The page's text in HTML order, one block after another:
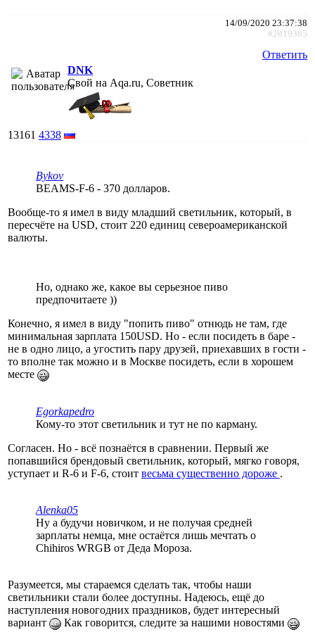
14/09/2020 23:37:38
#2819365
Ответить
DNK
Свой на Aqa.ru, Советник
13161 4338
Bykov
BEAMS-F-6 - 370 долларов.
Вообще-то я имел в виду младший светильник, который, в
пересчёте на USD, стоит 220 единиц североамериканской
валюты.
Но, однако же, какое вы серьезное пиво
предпочитаете ))
Конечно, я имел в виду "попить пиво" отнюдь не там, где
минимальная зарплата 150USD. Но - если посидеть в баре -
не в одно лицо, а угостить пару друзей, приехавших в гости -
то вполне так можно и в Москве посидеть, если в хорошем
месте
Egorkapedro
Кому-то этот светильник и тут не по карману.
Согласен. Но - всё познаётся в сравнении. Первый же
попавшийся брендовый светильник, который, мягко говоря,
уступает и R-6 и F-6, стоит весьма существенно дороже .
Alenka05
Ну а будучи новичком, и не получая средней
зарплаты немца, мне остаётся лишь мечтать о
Chihiros WRGB от Деда Мороза.
Разумеется, мы стараемся сделать так, чтобы наши
светильники стали более доступны. Надеюсь, ещё до
наступления новогодних праздников, будет интересный
вариант
Как говорится, следите за нашими новостями